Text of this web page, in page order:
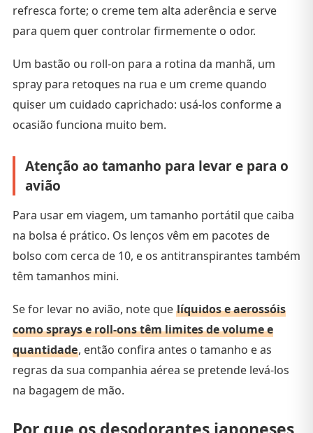
refresca forte; o creme tem alta aderência e serve
para quem quer controlar firmemente o odor.
Um bastão ou roll-on para a rotina da manhã, um
spray para retoques na rua e um creme quando
quiser um cuidado caprichado: usá-los conforme a
ocasião funciona muito bem.
Atenção ao tamanho para levar e para o
avião
Para usar em viagem, um tamanho portátil que caiba
na bolsa é prático. Os lenços vêm em pacotes de
bolso com cerca de 10, e os antitranspirantes também
têm tamanhos mini.
Se for levar no avião, note que líquidos e aerossóis
como sprays e roll-ons têm limites de volume e
quantidade, então confira antes o tamanho e as
regras da sua companhia aérea se pretende levá-los
na bagagem de mão.